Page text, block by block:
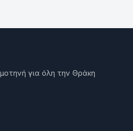
για όλη την Θράκη